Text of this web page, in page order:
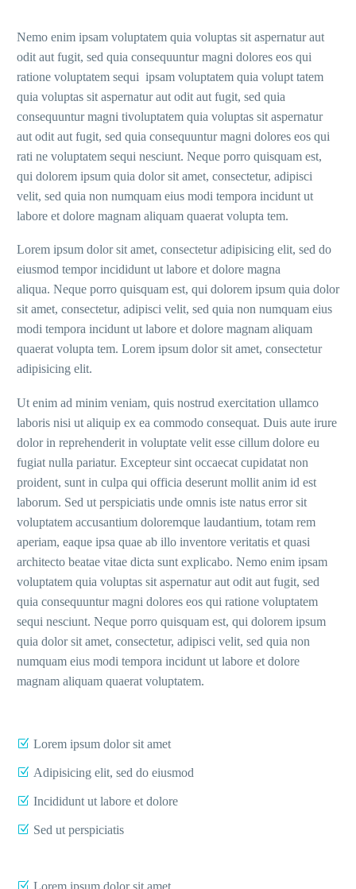
Nemo enim ipsam voluptatem quia voluptas sit aspernatur aut
odit aut fugit, sed quia consequuntur magni dolores eos qui
ratione voluptatem sequi ipsam voluptatem quia volupt tatem
quia voluptas sit aspernatur aut odit aut fugit, sed quia
consequuntur magni tivoluptatem quia voluptas sit aspernatur
aut odit aut fugit, sed quia consequuntur magni dolores eos qui
rati ne voluptatem sequi nesciunt. Neque porro quisquam est,
qui dolorem ipsum quia dolor sit amet, consectetur, adipisci
velit, sed quia non numquam eius modi tempora incidunt ut
labore et dolore magnam aliquam quaerat volupta tem.
Lorem ipsum dolor sit amet, consectetur adipisicing elit, sed do
eiusmod tempor incididunt ut labore et dolore magna
aliqua. Neque porro quisquam est, qui dolorem ipsum quia dolor
sit amet, consectetur, adipisci velit, sed quia non numquam eius
modi tempora incidunt ut labore et dolore magnam aliquam
quaerat volupta tem. Lorem ipsum dolor sit amet, consectetur
adipisicing elit.
Ut enim ad minim veniam, quis nostrud exercitation ullamco
laboris nisi ut aliquip ex ea commodo consequat. Duis aute irure
dolor in reprehenderit in voluptate velit esse cillum dolore eu
fugiat nulla pariatur. Excepteur sint occaecat cupidatat non
proident, sunt in culpa qui officia deserunt mollit anim id est
laborum. Sed ut perspiciatis unde omnis iste natus error sit
voluptatem accusantium doloremque laudantium, totam rem
aperiam, eaque ipsa quae ab illo inventore veritatis et quasi
architecto beatae vitae dicta sunt explicabo. Nemo enim ipsam
voluptatem quia voluptas sit aspernatur aut odit aut fugit, sed
quia consequuntur magni dolores eos qui ratione voluptatem
sequi nesciunt. Neque porro quisquam est, qui dolorem ipsum
quia dolor sit amet, consectetur, adipisci velit, sed quia non
numquam eius modi tempora incidunt ut labore et dolore
magnam aliquam quaerat voluptatem.
Lorem ipsum dolor sit amet
Adipisicing elit, sed do eiusmod
Incididunt ut labore et dolore
Sed ut perspiciatis
Lorem ipsum dolor sit amet